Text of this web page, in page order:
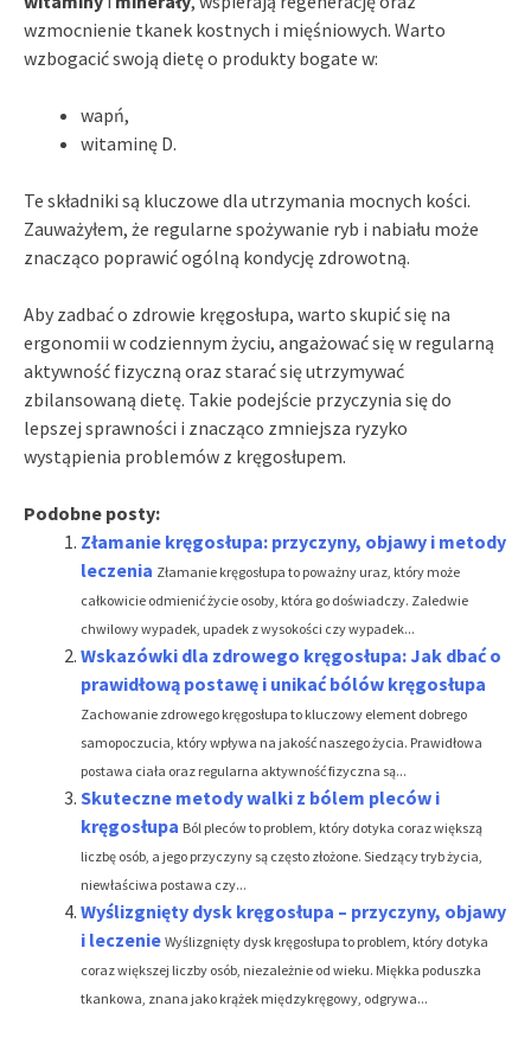
wzmocnienie tkanek kostnych i mięśniowych. Warto
wzbogacić swoją dietę o produkty bogate w:
wapń,
witaminę D.
Te składniki są kluczowe dla utrzymania mocnych kości.
Zauważyłem, że regularne spożywanie ryb i nabiału może
znacząco poprawić ogólną kondycję zdrowotną.
Aby zadbać o zdrowie kręgosłupa, warto skupić się na
ergonomii w codziennym życiu, angażować się w regularną
aktywność fizyczną oraz starać się utrzymywać
zbilansowaną dietę. Takie podejście przyczynia się do
lepszej sprawności i znacząco zmniejsza ryzyko
wystąpienia problemów z kręgosłupem.
Podobne posty:
Złamanie kręgosłupa: przyczyny, objawy i metody
leczenia Złamanie kręgosłupa to poważny uraz, który może
całkowicie odmienić życie osoby, która go doświadczy. Zaledwie
chwilowy wypadek, upadek z wysokości czy wypadek...
Wskazówki dla zdrowego kręgosłupa: Jak dbać o
prawidłową postawę i unikać bólów kręgosłupa
Zachowanie zdrowego kręgosłupa to kluczowy element dobrego
samopoczucia, który wpływa na jakość naszego życia. Prawidłowa
postawa ciała oraz regularna aktywność fizyczna są...
Skuteczne metody walki z bólem pleców i
kręgosłupa Ból pleców to problem, który dotyka coraz większą
liczbę osób, a jego przyczyny są często złożone. Siedzący tryb życia,
niewłaściwa postawa czy...
Wyślizgnięty dysk kręgosłupa – przyczyny, objawy
i leczenie Wyślizgnięty dysk kręgosłupa to problem, który dotyka
coraz większej liczby osób, niezależnie od wieku. Miękka poduszka
tkankowa, znana jako krążek międzykręgowy, odgrywa...